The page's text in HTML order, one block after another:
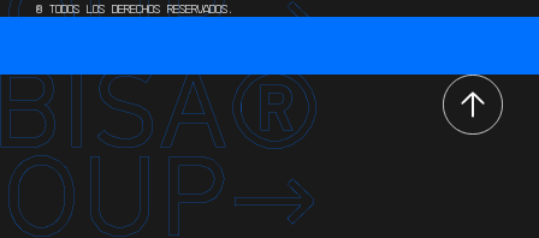
® TODOS LOS DERECHOS RESERVADOS.